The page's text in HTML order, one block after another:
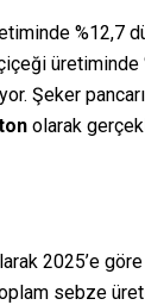
%12,7
üretiminde
Şeker
olarak
2025’e
sebze